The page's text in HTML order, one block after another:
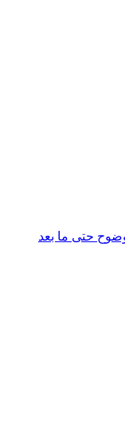
حتى ما بعد